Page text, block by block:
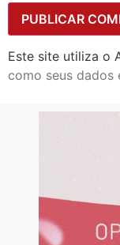
Este site utiliza o
como seus dados